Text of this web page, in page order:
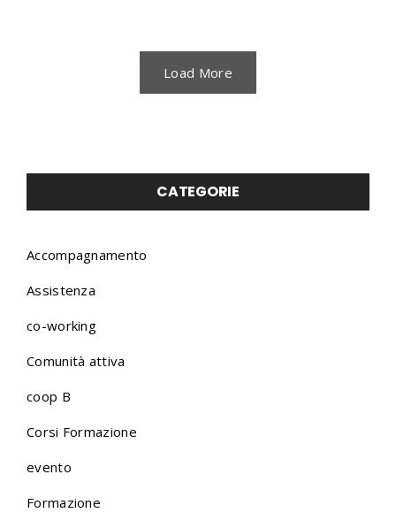
Load More
CATEGORIE
Accompagnamento
Assistenza
co-working
Comunità attiva
coop B
Corsi Formazione
evento
Formazione